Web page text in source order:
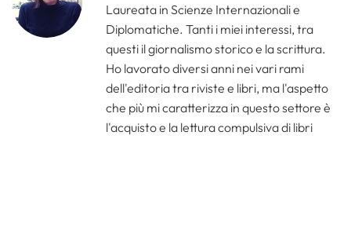
Laureata in Scienze Internazionali e
Diplomatiche. Tanti i miei interessi, tra
questi il giornalismo storico e la scrittura.
Ho lavorato diversi anni nei vari rami
dell'editoria tra riviste e libri, ma l'aspetto
che più mi caratterizza in questo settore è
l'acquisto e la lettura compulsiva di libri